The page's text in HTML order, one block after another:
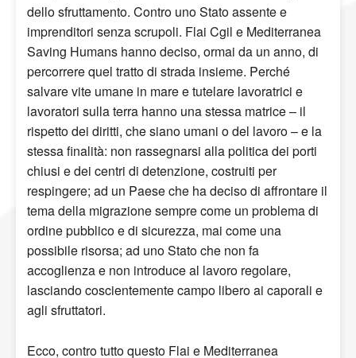
dello sfruttamento. Contro uno Stato assente e
imprenditori senza scrupoli. Flai Cgil e Mediterranea
Saving Humans hanno deciso, ormai da un anno, di
percorrere quel tratto di strada insieme. Perché
salvare vite umane in mare e tutelare lavoratrici e
lavoratori sulla terra hanno una stessa matrice – il
rispetto dei diritti, che siano umani o del lavoro – e la
stessa finalità: non rassegnarsi alla politica dei porti
chiusi e dei centri di detenzione, costruiti per
respingere; ad un Paese che ha deciso di affrontare il
tema della migrazione sempre come un problema di
ordine pubblico e di sicurezza, mai come una
possibile risorsa; ad uno Stato che non fa
accoglienza e non introduce al lavoro regolare,
lasciando coscientemente campo libero ai caporali e
agli sfruttatori.
Ecco, contro tutto questo Flai e Mediterranea